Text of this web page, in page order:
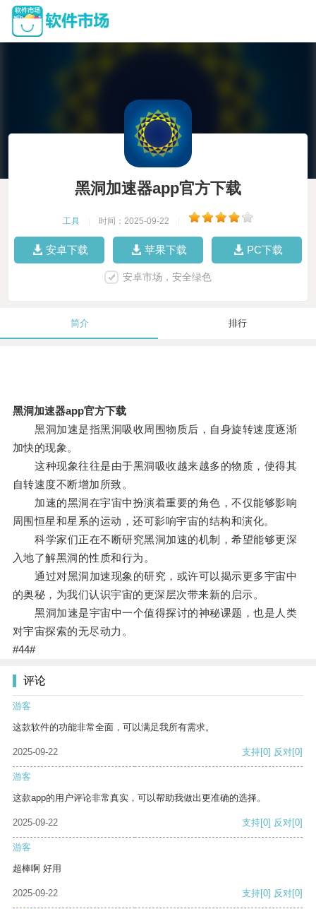
黑洞加速器app官方下载
工具 时间：2025-09-22
安卓下载 苹果下载 PC下载
安卓市场，安全绿色
简介 排行
黑洞加速器app官方下载
黑洞加速是指黑洞吸收周围物质后，自身旋转速度逐渐
加快的现象。
这种现象往往是由于黑洞吸收越来越多的物质，使得其
自转速度不断增加所致。
加速的黑洞在宇宙中扮演着重要的角色，不仅能够影响
周围恒星和星系的运动，还可影响宇宙的结构和演化。
科学家们正在不断研究黑洞加速的机制，希望能够更深
入地了解黑洞的性质和行为。
通过对黑洞加速现象的研究，或许可以揭示更多宇宙中
的奥秘，为我们认识宇宙的更深层次带来新的启示。
黑洞加速是宇宙中一个值得探讨的神秘课题，也是人类
对宇宙探索的无尽动力。
#44#
评论
游客
这款软件的功能非常全面，可以满足我所有需求。
2025-09-22 支持[0] 反对[0]
游客
这款app的用户评论非常真实，可以帮助我做出更准确的选择。
2025-09-22 支持[0] 反对[0]
游客
超棒啊 好用
2025-09-22 支持[0] 反对[0]